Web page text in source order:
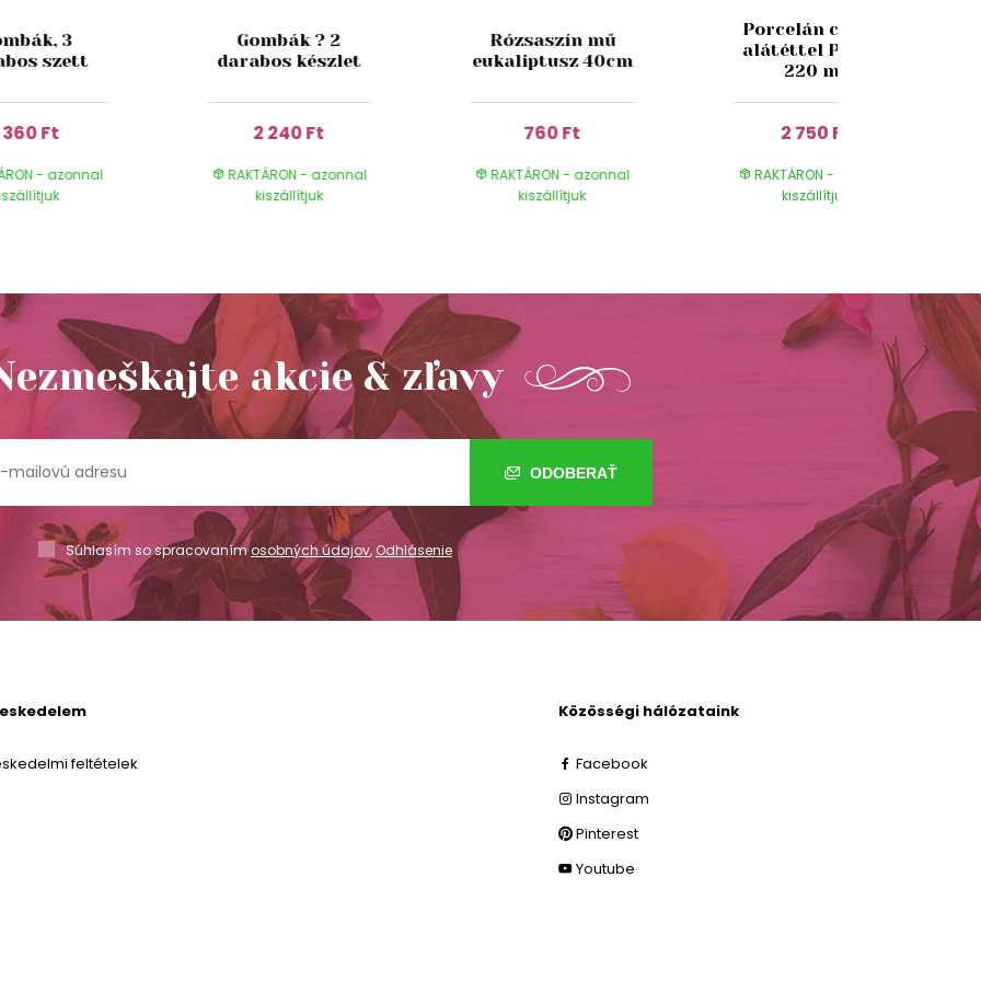
3
szett
360 Ft
- azonnal
Gombák ? 2
darabos készlet
2 240 Ft
RAKTÁRON - azonnal
kiszállítjuk
Rózsaszín mű
eukaliptusz 40cm
760 Ft
RAKTÁRON - azonnal
kiszállítjuk
Porcelán csésze
alátéttel Pipacs
220 ml
2 750 Ft
RAKTÁRON - azonnal
kiszállítjuk
akcie & zľavy
ODOBERAŤ
Súhlasím so spracovanímosobných údajov,Odhlásenie
feltételek
Közösségi hálózataink
Facebook
Instagram
Pinterest
Youtube